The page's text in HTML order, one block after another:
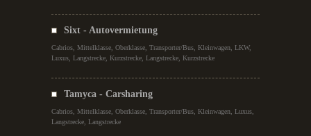
Sixt - Autovermietung
Cabrios, Mittelklasse, Oberklasse, Transporter/Bus, Kleinwagen, LKW,
Luxus, Langstrecke, Kurzstrecke, Langstrecke, Kurzstrecke
Tamyca - Carsharing
Cabrios, Mittelklasse, Oberklasse, Transporter/Bus, Kleinwagen, Luxus,
Langstrecke, Langstrecke